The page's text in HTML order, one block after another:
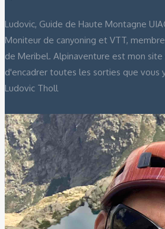
Ludovic, Guide de Haute Montagne
Moniteur de canyoning et VTT,
de Meribel. Alpinaventure est mon
d'encadrer toutes les sorties que vous
Ludovic Tholl